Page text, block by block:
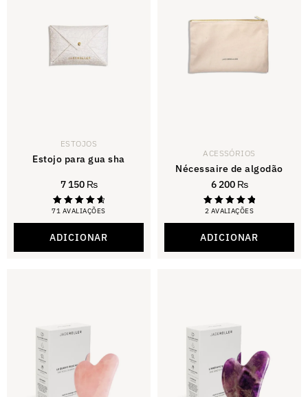
ESTOJOS
Estojo para gua sha
7 150 ₨
71 AVALIAÇÕES
Avaliado
estrelas.
ADICIONAR
ACESSÓRIOS
Nécessaire de algodão
6 200 ₨
2 AVALIAÇÕES
Avaliado
ADICIONAR